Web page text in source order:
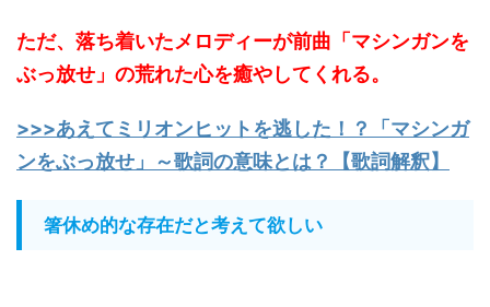
ただ、落ち着いたメロディーが前曲「マシンガンを
ぶっ放せ」の荒れた心を癒やしてくれる。
>>>あえてミリオンヒットを逃した！？「マシンガ
ンをぶっ放せ」～歌詞の意味とは？【歌詞解釈】
箸休め的な存在だと考えて欲しい